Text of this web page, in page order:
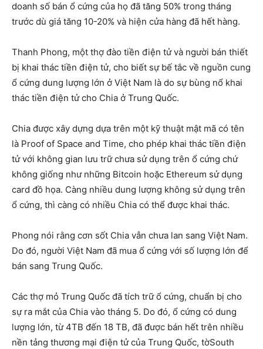
doanh số bán ổ cứng của họ đã tăng 50% trong tháng
trước dù giá tăng 10-20% và hiện cửa hàng đã hết hàng.
Thanh Phong, một thợ đào tiền điện tử và người bán thiết
bị khai thác tiền điện tử, cho biết sự bế tắc về nguồn cung
ổ cứng dung lượng lớn ở Việt Nam là do sự bùng nổ khai
thác tiền điện tử cho Chia ở Trung Quốc.
Chia được xây dựng dựa trên một kỹ thuật mật mã có tên
là Proof of Space and Time, cho phép khai thác tiền điện
tử với không gian lưu trữ chưa sử dụng trên ổ cứng chứ
không giống như những Bitcoin hoặc Ethereum sử dụng
card đồ họa. Càng nhiều dung lượng không sử dụng trên
ổ cứng, thì càng có nhiều Chia có thể được khai thác.
Phong nói rằng cơn sốt Chia vẫn chưa lan sang Việt Nam.
Do đó, người Việt Nam đã mua ổ cứng với số lượng lớn để
bán sang Trung Quốc.
Các thợ mỏ Trung Quốc đã tích trữ ổ cứng, chuẩn bị cho
sự ra mắt của Chia vào tháng 5. Do đó, ổ cứng có dung
lượng lớn, từ 4TB đến 18 TB, đã được bán hết trên nhiều
nền tảng thương mại điện tử của Trung Quốc, tờSouth